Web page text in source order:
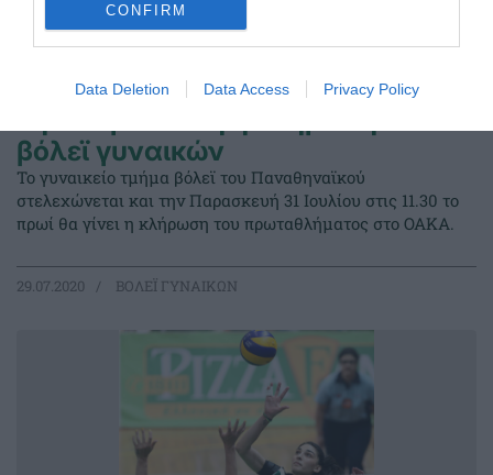
CONFIRM
Data Deletion Data Access Privacy Policy
βόλεϊ γυναικών
Το γυναικείο τμήμα βόλεϊ του Παναθηναϊκού
στελεχώνεται και την Παρασκευή 31 Ιουλίου στις 11.30 το
πρωί θα γίνει η κλήρωση του πρωταθλήματος στο ΟΑΚΑ.
29.07.2020 ΒΟΛΕΪ ΓΥΝΑΙΚΩΝ